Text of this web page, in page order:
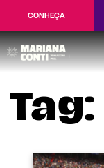
CONHEÇA
Tag: